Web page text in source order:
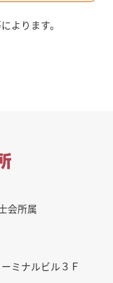
よります。
会所属
ミナルビル３Ｆ